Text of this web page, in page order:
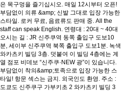
은 목구멍을 즐기십시오. 매일 12시부터 오픈!
부담없이 의류 &amp; 신발 그대로 입장 가능한
스타일. 로커 무료, 음료류도 판매 중. All the
staff can speak English. 연령대 : 20대 ~ 40대
오시는 길 : JR 신주쿠역 동쪽 출입구 도보10
분, 세이부 신주쿠역 북쪽 출입구 도보1분. 녹색
와카츠키 빌딩 3층. 덧붙여 이 빌딩 4층에는 계
열 점포 비데보 “신주쿠·NEW 광”이 있습니다.
부담없이 착의&amp;토족으로 입장 가능한 스
타일! 항문 섹스는 금지. 외국인도 환영. 주소 :
도쿄도 신주쿠구 가부키초 2 와카츠키 빌딩 3